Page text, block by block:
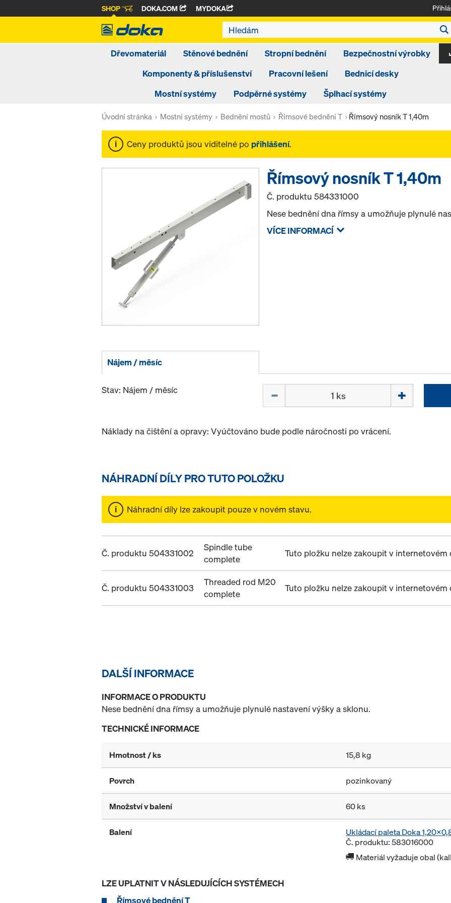
SHOP DOKA.COM MYDOKA
Dřevomateriál Stěnové bednění Stropní bednění
Bezpečnostní výrobky
Komponenty & příslušenství
Pracovní lešení
Bednicí desky
Mostní systémy
Podpěrné systémy Šplhací systémy
Úvodní stránka Mostní systémy Bednění mostů Římsové bednění T Římsový nosník T 1,40m
Ceny produktů jsou viditelné po přihlášení.
Římsový nosník T 1,40m
Č. produktu584331000
Nese bednění dna římsy a umožňuje plynulé
VÍCE INFORMACÍ
Nájem / měsíc
Stav: Nájem / měsíc
Náklady na čištění a opravy: Vyúčtováno bude podle náročnosti po vrácení.
NÁHRADNÍ DÍLY PRO TUTO POLOŽKU
Náhradní díly lze zakoupit pouze v novém stavu.
Č. produktu 504331002
Spindle tube
complete
Tuto pložku nelze zakoupit v internetovém
Č. produktu 504331003
Threaded rod M20
complete
Tuto pložku nelze zakoupit v internetovém
DALŠÍ INFORMACE
INFORMACE O PRODUKTU
Nese bednění dna římsy a umožňuje plynulé nastavení výšky a sklonu.
TECHNICKÉ INFORMACE
Hmotnost / ks 15,8 kg
Povrch pozinkovaný
Množství v balení 60 ks
Balení
Ukládací paleta Doka
Č. produktu: 583016000
Materiál vyžaduje obal
LZE UPLATNIT V NÁSLEDUJÍCÍCH SYSTÉMECH
Římsové bednění T